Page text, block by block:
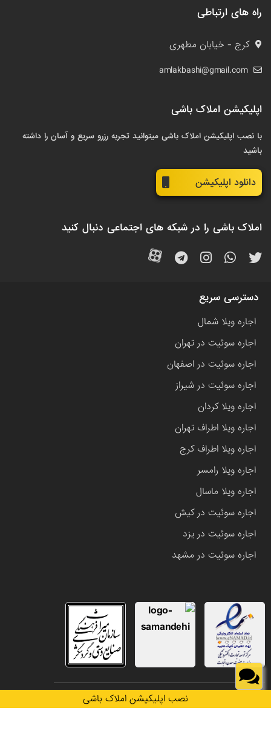
نصب اپلیکیشن املاک باشی
راه های ارتباطی
کرج - خیابان مطهری
amlakbashi@gmail.com
اپلیکیشن املاک باشی
با نصب اپلیکیشن املاک باشی میتوانید تجربه رزرو سریع و آسان را داشته
باشید
دانلود اپلیکیشن
املاک باشی را در شبکه های اجتماعی دنبال کنید
دسترسی سریع
اجاره ویلا شمال
اجاره سوئیت در تهران
اجاره سوئیت در اصفهان
اجاره سوئیت در شیراز
اجاره ویلا کردان
اجاره ویلا اطراف تهران
اجاره ویلا اطراف کرج
اجاره ویلا رامسر
اجاره ویلا ماسال
اجاره سوئیت در کیش
اجاره سوئیت در یزد
اجاره سوئیت در مشهد
تمامی حقوق این وب سایت متعلق به املاک باشی می باشد.